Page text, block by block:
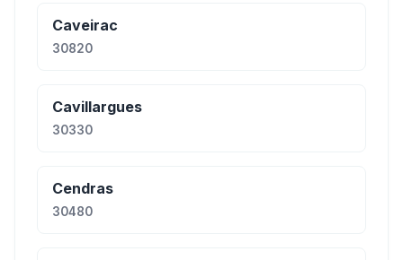
Caveirac
30820
Cavillargues
30330
Cendras
30480